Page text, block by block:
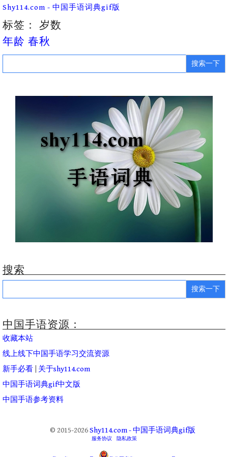
Skip
content
Shy114.com - 中国手语词典gif版
标签： 岁数
年龄 春秋
Search
搜索
Search
中国手语资源：
收藏本站
线上线下中国手语学习交流资源
新手必看
关于shy114.com
中国手语词典gif中文版
中国手语参考资料
© 2015-2026Shy114.com - 中国手语词典gif版
服务协议 隐私政策